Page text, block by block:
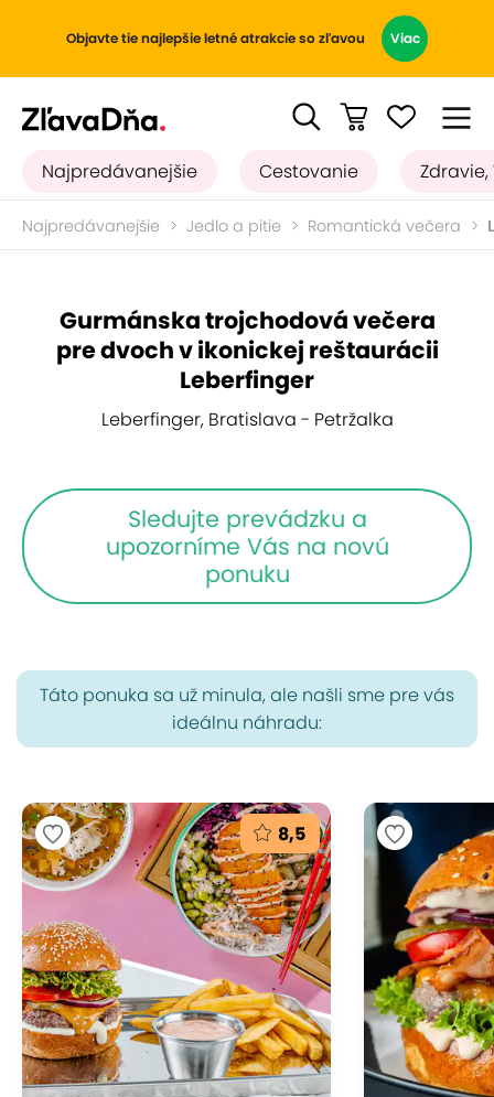
Objavte tie najlepšie letné atrakcie so zľavou Viac
Najpredávanejšie Cestovanie Zdravie,
Najpredávanejšie Jedlo a pitie Romantická večera
Gurmánska trojchodová večera
pre dvoch v ikonickej reštaurácii
Leberfinger
Leberfinger, Bratislava - Petržalka
Sledujte prevádzku a
upozorníme Vás na novú
ponuku
Táto ponuka sa už minula, ale našli sme pre vás
ideálnu náhradu:
8,5